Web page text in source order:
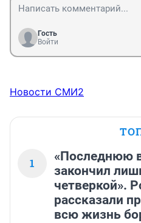
Гость
Войти
Новости СМИ2
1
«Последнюю
закончил
четверкой».
рассказали
всю жизнь